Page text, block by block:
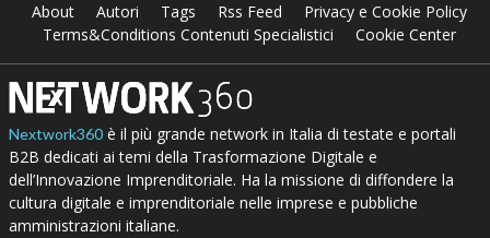
About Autori Tags Rss Feed
Privacy e Cookie Policy
Terms&Conditions Contenuti Specialistici
Cookie Center
Nextwork360è il più grande network in Italia di testate e portali
B2B dedicati ai temi della Trasformazione Digitale e
dell’Innovazione Imprenditoriale. Ha la missione di diffondere la
cultura digitale e imprenditoriale nelle imprese e pubbliche
amministrazioni italiane.